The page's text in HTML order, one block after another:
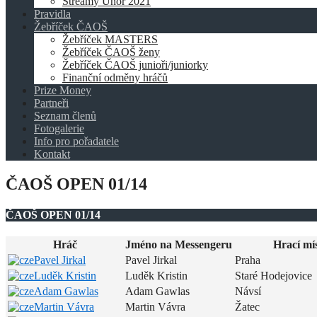
Pravidla
Žebříček ČAOŠ
Žebříček MASTERS
Žebříček ČAOŠ ženy
Žebříček ČAOŠ junioři/juniorky
Finanční odměny hráčů
Prize Money
Partneři
Seznam členů
Fotogalerie
Info pro pořadatele
Kontakt
ČAOŠ OPEN 01/14
ČAOŠ OPEN 01/14
Hráč Jméno na Messengeru
Hrací
Pavel Jirkal
Pavel Jirkal
Praha
Luděk Kristin
Luděk Kristin
Staré Hodejovice
Adam Gawlas
Adam Gawlas
Návsí
Martin Vávra
Martin Vávra
Žatec